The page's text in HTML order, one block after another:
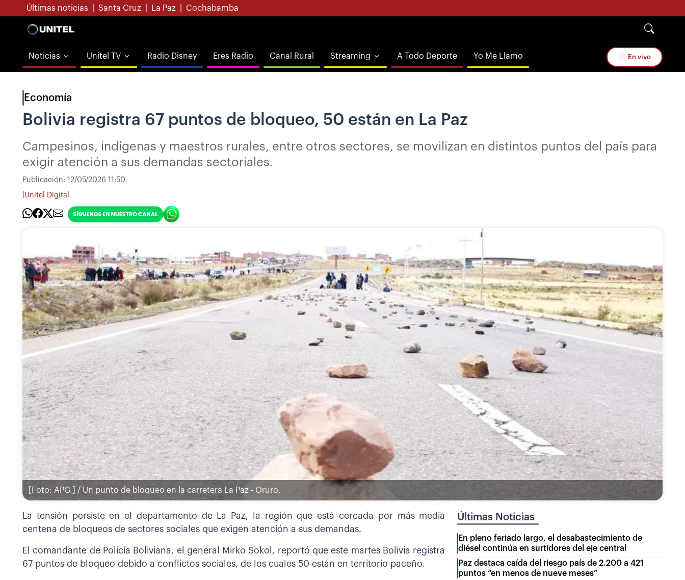
Últimas noticias Santa Cruz La Paz Cochabamba
Noticias Unitel TV Radio Disney Eres Radio Canal Rural Streaming A Todo Deporte Yo Me Llamo En vivo
Economía
Bolivia registra 67 puntos de bloqueo, 50 están en La Paz
Campesinos, indígenas y maestros rurales, entre otros sectores, se movilizan en distintos puntos del país para
exigir atención a sus demandas sectoriales.
Publicación: 12/05/2026 11:50
Unitel Digital
[Foto: APG.] / Un punto de bloqueo en la carretera La Paz - Oruro.
La tensión persiste en el departamento de La Paz, la región que está cercada por más media
centena de bloqueos de sectores sociales que exigen atención a sus demandas.
El comandante de Policía Boliviana, el general Mirko Sokol, reportó que este martes Bolivia registra
67 puntos de bloqueo debido a conflictos sociales, de los cuales 50 están en territorio paceño.
Últimas Noticias
En pleno feriado largo, el desabastecimiento de
diésel continúa en surtidores del eje central
Paz destaca caída del riesgo país de 2.200 a 421
puntos “en menos de nueve meses”